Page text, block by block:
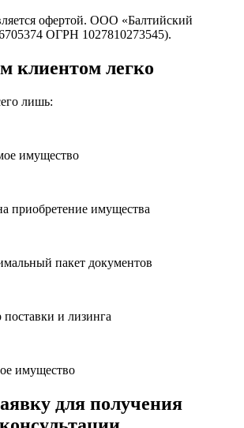
офертой. ООО «Балтийский
ОГРН 1027810273545).
клиентом легко
лишь:
имущество
приобретение имущества
пакет документов
и лизинга
имущество
для получения